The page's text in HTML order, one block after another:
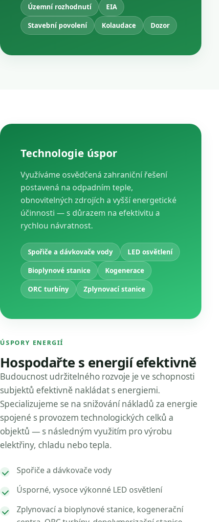
Územní rozhodnutí
EIA
Stavební povolení
Kolaudace Dozor
Technologie úspor
Využíváme osvědčená zahraniční řešení
postavená na odpadním teple,
obnovitelných zdrojích a vyšší energetické
účinnosti — s důrazem na efektivitu a
rychlou návratnost.
Spořiče a dávkovače vody
LED osvětlení
Bioplynové stanice
Kogenerace
ORC turbíny
Zplynovací stanice
ÚSPORY ENERGIÍ
Hospodařte s energií efektivně
Budoucnost udržitelného rozvoje je ve schopnosti
subjektů efektivně nakládat s energiemi.
Specializujeme se na snižování nákladů za energie
spojené s provozem technologických celků a
objektů — s následným využitím pro výrobu
elektřiny, chladu nebo tepla.
Spořiče a dávkovače vody
Úsporné, vysoce výkonné LED osvětlení
Zplynovací a bioplynové stanice, kogenerační